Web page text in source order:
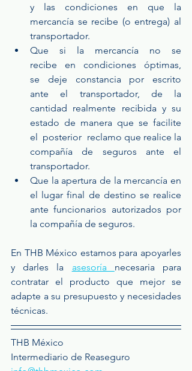
y las condiciones en que la
mercancía se recibe (o entrega) al
transportador.
Que  si  la  mercancía  no  se
recibe  en  condiciones  óptimas,
se  deje  constancia  por  escrito
ante  el  transportador,  de  la
cantidad  realmente  recibida  y  su
estado  de  manera  que  se  facilite
el  posterior  reclamo que realice la
compañía de seguros ante el
transportador.
Que la apertura de la mercancía en
el lugar final de destino se realice
ante funcionarios autorizados por
la compañía de seguros.
En THB México estamos para apoyarles
y darles la asesoría necesaria para
contratar el producto que mejor se
adapte a su presupuesto y necesidades
técnicas.
THB México
Intermediario de Reaseguro